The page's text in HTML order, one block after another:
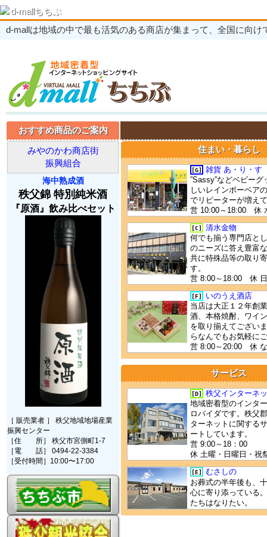
d-mallちちぶ
d-mallは地域の中で最も活気のある商店が集まって、全国に向
おすすめ商品のご案内
みやのかわ商店街
振興組合
海中熟成酒
秩父錦 特別純米酒
『原酒』飲み比べセット
［ 販売業者 ］ 秩父地域地場産業
振興センター
［住 所］ 秩父市宮側町1-7
［電 話］ 0494-22-3384
［受付時間］10:00〜17:00
住まい・暮らし
[G]
雑貨 あ・り・す
”Sassy”などベビー
しいレインボーベア
でリピーターが増え
営 10:00～18:00 休
[C]
清水金物
何でも揃う専門店と
のニーズに答え豊富
共に特殊品等の取り
す。
営 8:00～18:00 休
[F]
いのうえ酒店
当店は大正１２年創
酒、本格焼酎、ワイ
を取り揃えてござい
らなんでもお気軽に
営 8:00～20:00 休
サービス
[D]
秩父インターネ
地域密着型のインタ
ロバイダです。秩父
ターネットに関する
ートしています。
営 9:00～18：00
休 土曜・日曜日・祝
[E]
むさしの
お葬式の半年後も、
心に寄り添っている
たちはなりたい。